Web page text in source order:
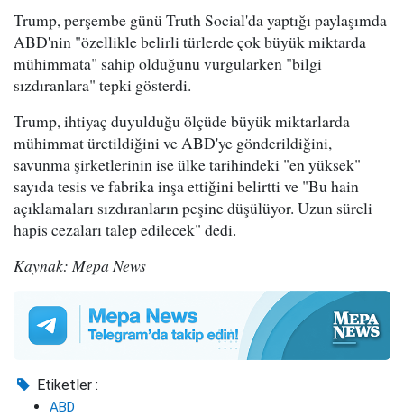
Trump, perşembe günü Truth Social'da yaptığı paylaşımda
ABD'nin "özellikle belirli türlerde çok büyük miktarda
mühimmata" sahip olduğunu vurgularken "bilgi
sızdıranlara" tepki gösterdi.
Trump, ihtiyaç duyulduğu ölçüde büyük miktarlarda
mühimmat üretildiğini ve ABD'ye gönderildiğini,
savunma şirketlerinin ise ülke tarihindeki "en yüksek"
sayıda tesis ve fabrika inşa ettiğini belirtti ve "Bu hain
açıklamaları sızdıranların peşine düşülüyor. Uzun süreli
hapis cezaları talep edilecek" dedi.
Kaynak: Mepa News
Etiketler :
ABD